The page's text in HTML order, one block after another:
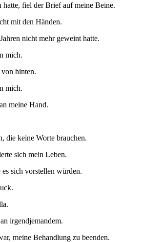
hatte, fiel der Brief auf meine Beine.
mit den Händen.
nicht mehr geweint hatte.
mich.
hinten.
mich.
meine Hand.
die keine Worte brauchen.
sich mein Leben.
sich vorstellen würden.
irgendjemandem.
meine Behandlung zu beenden.